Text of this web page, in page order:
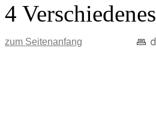
4 Verschiedenes
zum Seitenanfang